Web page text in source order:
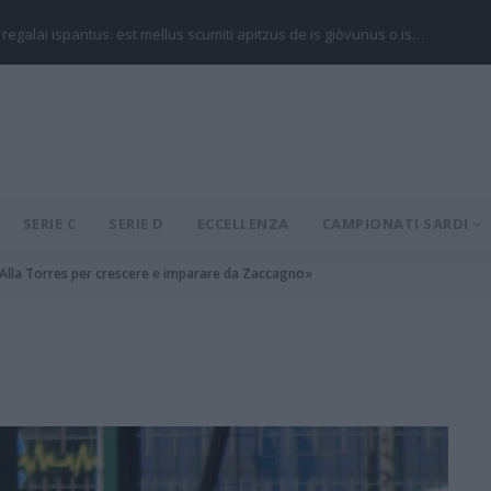
regalai ispantus: est mellus scumiti apitzus de is giòvunus o is…
SERIE C SERIE D ECCELLENZA CAMPIONATI SARDI
Torres per crescere e imparare da Zaccagno»